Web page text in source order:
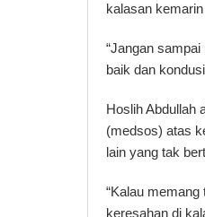
kalasan
“Jangan
baik dan
Hoslih Abdullah
(medsos) atas
lain yang tak
“Kalau
keresahan di